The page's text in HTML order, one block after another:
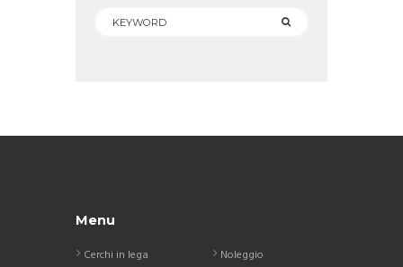
Menu
Cerchi in lega
Noleggio